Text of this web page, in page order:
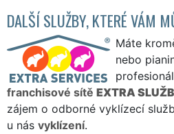
DALŠÍ SLUŽBY, KTERÉ VÁM
Máte
nebo
franchisové sítě EXTRA
zájem o odborné vyklízecí
u nás vyklízení.